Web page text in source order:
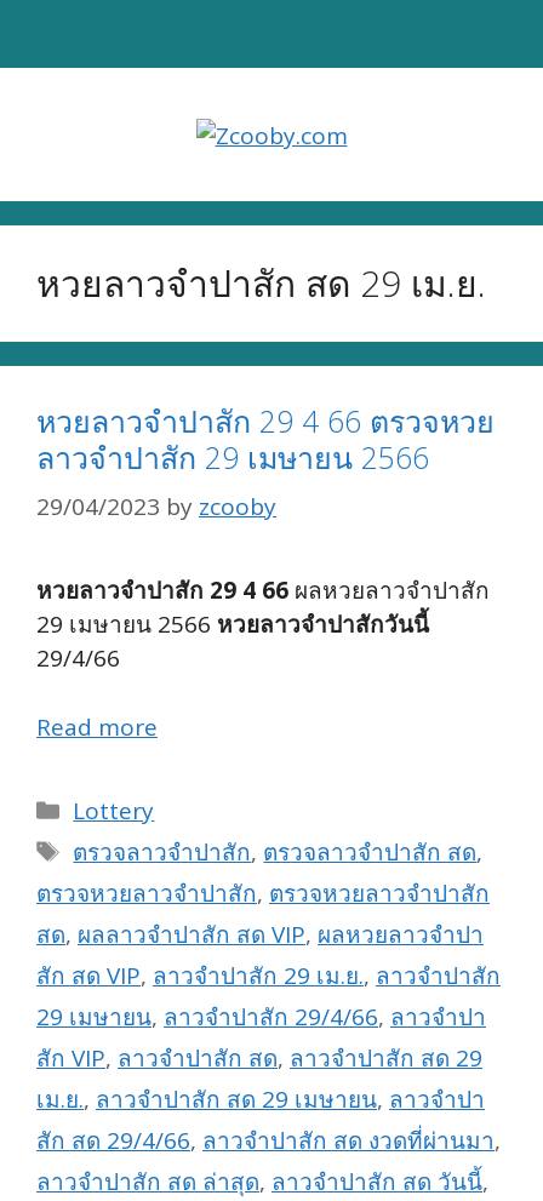
หวยลาวจำปาสัก สด 29 เม.ย.
หวยลาวจำปาสัก 29 4 66 ตรวจหวย
ลาวจำปาสัก 29 เมษายน 2566
29/04/2023 by zcooby
หวยลาวจำปาสัก 29 4 66 ผลหวยลาวจำปาสัก
29 เมษายน 2566 หวยลาวจำปาสักวันนี้
29/4/66
Read more
Categories
Lottery
Tags
ตรวจลาวจำปาสัก, ตรวจลาวจำปาสัก สด,
ตรวจหวยลาวจำปาสัก, ตรวจหวยลาวจำปาสัก
สด, ผลลาวจำปาสัก สด VIP, ผลหวยลาวจำปา
สัก สด VIP, ลาวจำปาสัก 29 เม.ย., ลาวจำปาสัก
29 เมษายน, ลาวจำปาสัก 29/4/66, ลาวจำปา
สัก VIP, ลาวจำปาสัก สด, ลาวจำปาสัก สด 29
เม.ย., ลาวจำปาสัก สด 29 เมษายน, ลาวจำปา
สัก สด 29/4/66, ลาวจำปาสัก สด งวดที่ผ่านมา,
ลาวจำปาสัก สด ล่าสุด, ลาวจำปาสัก สด วันนี้,